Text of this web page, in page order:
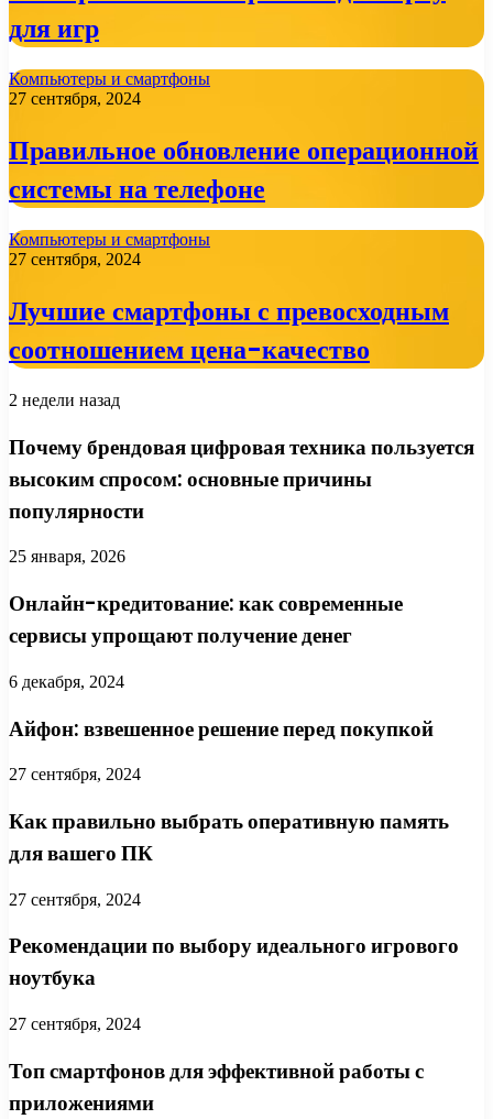
для игр
Компьютеры и смартфоны
27 сентября, 2024
Правильное обновление операционной
системы на телефоне
Компьютеры и смартфоны
27 сентября, 2024
Лучшие смартфоны с превосходным
соотношением цена-качество
2 недели назад
Почему брендовая цифровая техника пользуется
высоким спросом: основные причины
популярности
25 января, 2026
Онлайн-кредитование: как современные
сервисы упрощают получение денег
6 декабря, 2024
Айфон: взвешенное решение перед покупкой
27 сентября, 2024
Как правильно выбрать оперативную память
для вашего ПК
27 сентября, 2024
Рекомендации по выбору идеального игрового
ноутбука
27 сентября, 2024
Топ смартфонов для эффективной работы с
приложениями